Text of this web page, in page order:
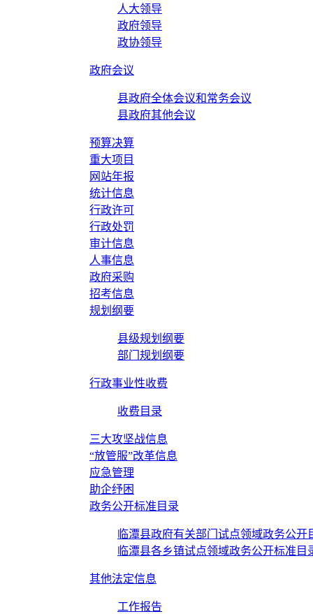
人大领导
政府领导
政协领导
政府会议
县政府全体会议和常务会议
县政府其他会议
预算决算
重大项目
网站年报
统计信息
行政许可
行政处罚
审计信息
人事信息
政府采购
招考信息
规划纲要
县级规划纲要
部门规划纲要
行政事业性收费
收费目录
三大攻坚战信息
“放管服”改革信息
应急管理
助企纾困
政务公开标准目录
临潭县政府有关部门试点领域政务公开
临潭县各乡镇试点领域政务公开标准目
其他法定信息
工作报告